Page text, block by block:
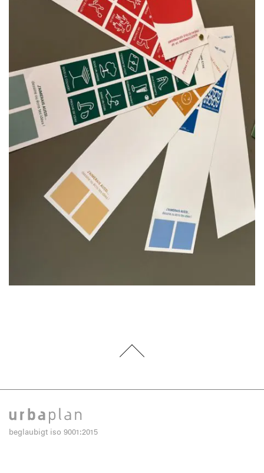
beglaubigt iso 9001:2015